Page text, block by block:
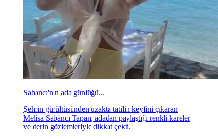
Sabancı'nın ada günlüğü...
Şehrin gürültüsünden uzakta tatilin keyfini çıkaran
Melisa Sabancı Tapan, adadan paylaştığı renkli kareler
ve derin gözlemleriyle dikkat çekti.